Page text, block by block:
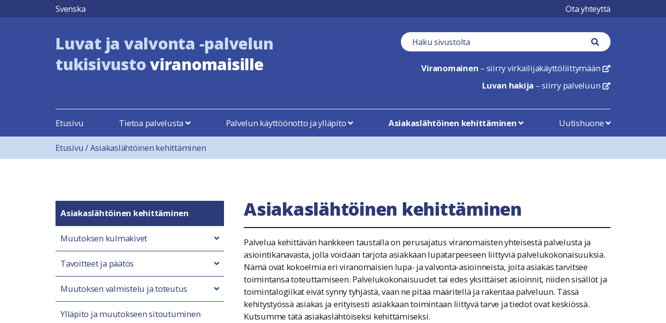
Hyppää sisältöönSvenska Ota yhteyttä
Luvat ja valvonta -palvelun
tukisivustoviranomaisille
Haku kenttä
Haku nappi
Viranomainen – siirry virkailijakäyttöliittymään linkki avautuu
Luvan hakija – siirry palveluun linkki avautuu
Etusivu Tietoa palvelusta Palvelun käyttöönotto ja ylläpito Asiakaslähtöinen kehittäminen Uutishuone
Etusivu /Asiakaslähtöinen kehittäminen
Asiakaslähtöinen kehittäminen
Muutoksen kulmakivet
Tavoitteet ja päätös
Muutoksen valmistelu ja toteutus
Ylläpito ja muutokseen sitoutuminen
Asiakaslähtöinen kehittäminen
Palvelua kehittävän hankkeen taustalla on perusajatus viranomaisten yhteisestä palvelusta ja
asiointikanavasta, jolla voidaan tarjota asiakkaan lupatarpeeseen liittyviä palvelukokonaisuuksia.
Nämä ovat kokoelmia eri viranomaisien lupa- ja valvonta-asioinneista, joita asiakas tarvitsee
toimintansa toteuttamiseen. Palvelukokonaisuudet tai edes yksittäiset asioinnit, niiden sisällöt ja
toimintalogiikat eivät synny tyhjästä, vaan ne pitää määritellä ja rakentaa palveluun. Tässä
kehitystyössä asiakas ja erityisesti asiakkaan toimintaan liittyvä tarve ja tiedot ovat keskiössä.
Kutsumme tätä asiakaslähtöiseksi kehittämiseksi.